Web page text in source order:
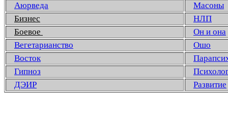
Аюрведа
Масоны
Бизнес
НЛП
Боевое
Он и она
Вегетарианство
Ошо
Восток
Гипноз
ДЭИР
Развитие